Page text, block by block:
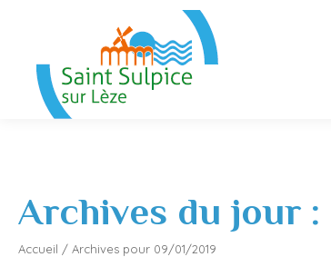
Archives du jour :
Accueil / Archives pour 09/01/2019